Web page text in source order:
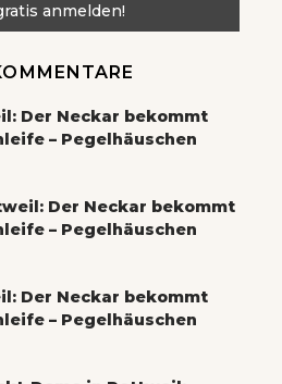
Der Neckar bekommt
– Pegelhäuschen
Der Neckar bekommt
– Pegelhäuschen
Der Neckar bekommt
– Pegelhäuschen